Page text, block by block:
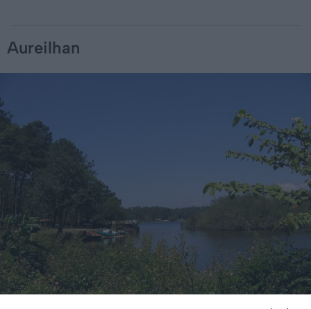
Aureilhan